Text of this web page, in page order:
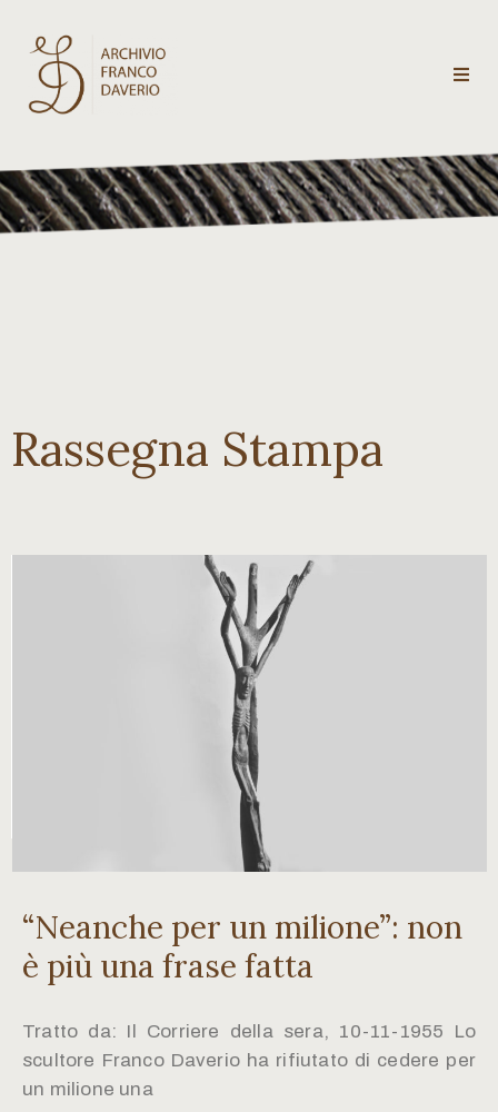
Archivio
Franco
Daverio
critici
Rassegna Stampa
“Neanche per un milione”: non
è più una frase fatta
Tratto da: Il Corriere della sera, 10-11-1955 Lo
scultore Franco Daverio ha rifiutato di cedere per
un milione una